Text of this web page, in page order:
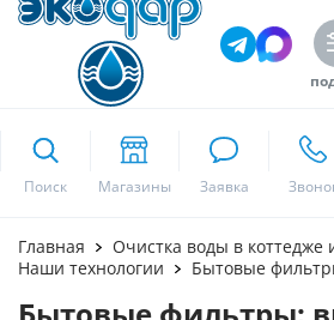
Поиск
Москва
Главная
Очистка воды в коттедже
Наши технологии
Бытовые